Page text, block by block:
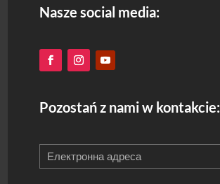
Nasze social media:
Pozostań z nami w kontakcie: